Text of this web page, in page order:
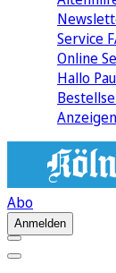
Service
Online
Hallo
Anzeigen
Abo
Anmelden